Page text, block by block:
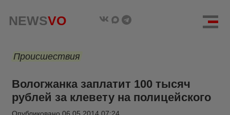
NEWSVO
Происшествия
Вологжанка заплатит 100 тысяч
рублей за клевету на полицейского